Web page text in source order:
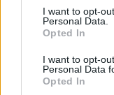
I want to opt-
Personal Data.
Opted In
I want to opt-
Personal Data
Opted In
13 Gennaio